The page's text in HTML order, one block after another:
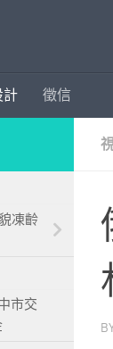
計 徵信
凍齡
市交